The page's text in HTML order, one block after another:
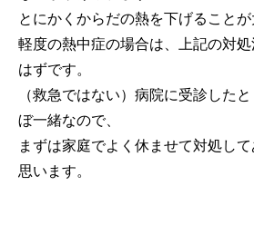
とにかくからだの熱を下げることが
軽度の熱中症の場合は、上記の対
はずです。
（救急ではない）病院に受診した
ぼ一緒なので、
まずは家庭でよく休ませて対処し
思います。